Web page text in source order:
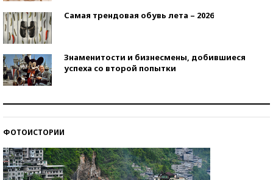
Самая трендовая обувь лета – 2026
Знаменитости и бизнесмены, добившиеся
успеха со второй попытки
ФОТОИСТОРИИ